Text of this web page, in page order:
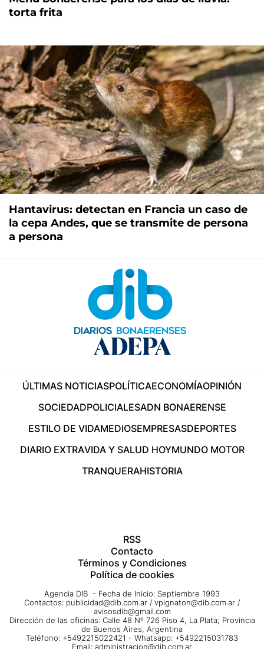
torta frita
Hantavirus: detectan en Francia un caso de
la cepa Andes, que se transmite de persona
a persona
ÚLTIMAS NOTICIASPOLÍTICAECONOMÍAOPINIÓN
SOCIEDADPOLICIALESADN BONAERENSE
ESTILO DE VIDAMEDIOSEMPRESASDEPORTES
DIARIO EXTRAVIDA Y SALUD HOYMUNDO MOTOR
TRANQUERAHISTORIA
RSS
Contacto
Términos y Condiciones
Política de cookies
Agencia DIB - Fecha de Inicio: Septiembre 1993
Contactos: publicidad@dib.com.ar / vpignaton@dib.com.ar /
avisosdib@gmail.com
Dirección de las oficinas: Calle 48 Nº 726 Piso 4, La Plata; Provincia
de Buenos Aires, Argentina
Teléfono: +5492215022421 - Whatsapp: +5492215031783
Email: administracion@dib.com.ar